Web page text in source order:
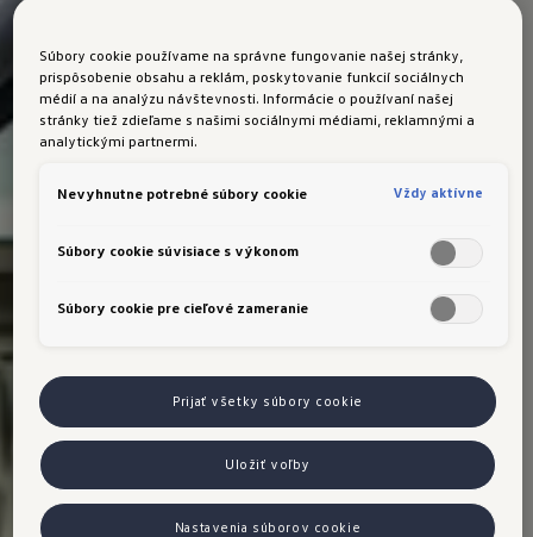
aktívne kontrolné
hlásenia, ako aj
pre vybrané
výstražné
dôležité pre
požiadaviek pre
aktívne kontrolné
hlásenia, ako aj
pre vybrané
dôležité pre
servis.
Vylepšenie
We Charge
- Vďaka tejto
aplikácia In-Car
App umožňuje
pridať funkcie,
ako sú napríklad
štatistiky
využívania
- Vďaka tejto
aplikácia In-Car
App umožňuje
pridať funkcie,
ako sú napríklad
štatistiky
Súbory cookie používame na správne fungovanie našej stránky,
prispôsobenie obsahu a reklám, poskytovanie funkcií sociálnych
médií a na analýzu návštevnosti. Informácie o používaní našej
stránky tiež zdieľame s našimi sociálnymi médiami, reklamnými a
analytickými partnermi.
Nevyhnutne potrebné súbory cookie Vždy aktívne
Súbory cookie súvisiace s výkonom
Súbory cookie pre cieľové zameranie
Prijať všetky súbory cookie
Uložiť voľby
Nastavenia súborov cookie